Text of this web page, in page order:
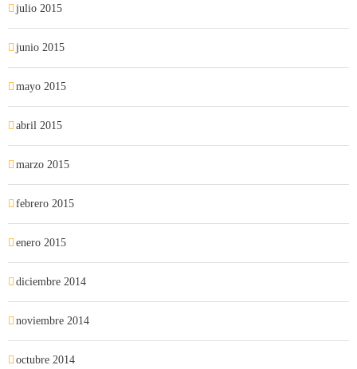
julio 2015
junio 2015
mayo 2015
abril 2015
marzo 2015
febrero 2015
enero 2015
diciembre 2014
noviembre 2014
octubre 2014